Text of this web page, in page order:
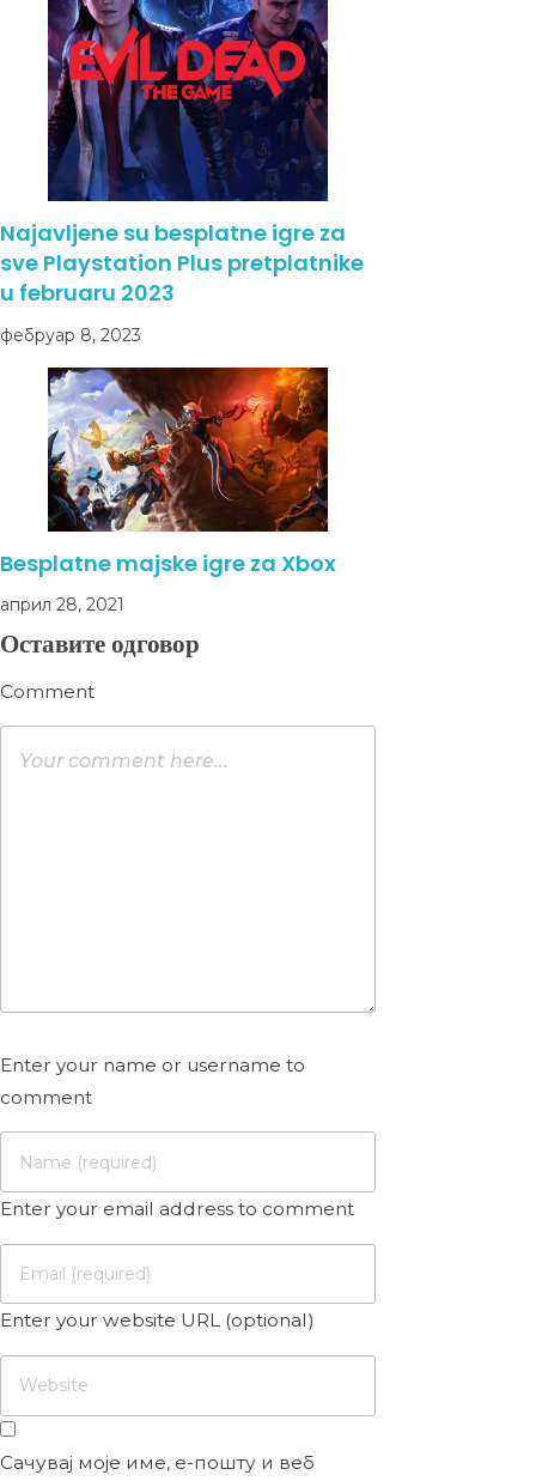
Najavljene su besplatne igre za
sve Playstation Plus pretplatnike
u februaru 2023
фебруар 8, 2023
Besplatne majske igre za Xbox
април 28, 2021
Оставите одговор
Comment
Enter your name or username to
comment
Enter your email address to comment
Enter your website URL (optional)
Сачувај моје име, е-пошту и веб